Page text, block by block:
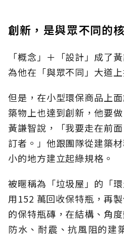
創新，是與眾不同的
「概念」＋「設計」成了
為他在「與眾不同」大道上
但是，在小型環保商品上
築物上也達到創新，他要
黃謙智說，「我要走在前
訂者。」他跟團隊從建築
小的地方建立起綠規格。
被暱稱為「垃圾屋」的「
用152 萬回收保特瓶，再
的保特瓶磚，在結構、角
防水、耐震、抗風阻的建